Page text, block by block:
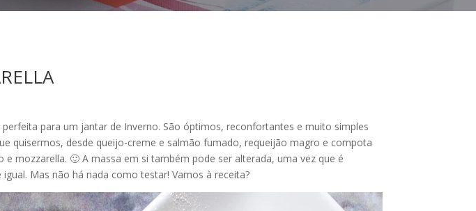
para um jantar de Inverno. São óptimos, reconfortantes e muito simples
quisermos, desde queijo-creme e salmão fumado, requeijão magro e compota
mozzarella. 🙂 A massa em si também pode ser alterada, uma vez que é
Mas não há nada como testar! Vamos à receita?